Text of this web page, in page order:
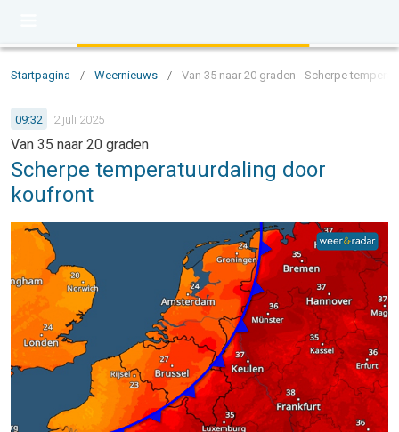
Startpagina / Weernieuws / Van 35 naar 20 graden - Scherpe
09:32 2 juli 2025
Van 35 naar 20 graden
Scherpe temperatuurdaling door
koufront